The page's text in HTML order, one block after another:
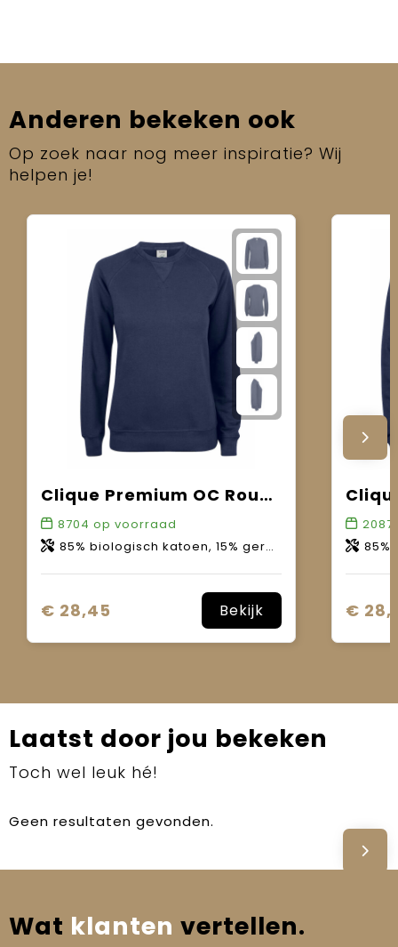
Anderen bekeken ook
Op zoek naar nog meer inspiratie? Wij
helpen je!
Clique Premium OC Roundneck Women
8704 op voorraad
85% biologisch katoen, 15% gerecycled polyester.
€ 28,45 Bekijk
85%
€
Laatst door jou bekeken
Toch wel leuk hé!
Geen resultaten gevonden.
Wat klanten vertellen.